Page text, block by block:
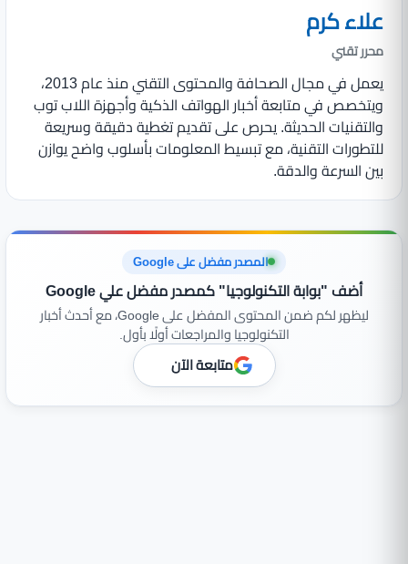
علاء كرم
محرر تقني
يعمل في مجال الصحافة والمحتوى التقني منذ عام 2013،
ويتخصص في متابعة أخبار الهواتف الذكية وأجهزة اللاب توب
والتقنيات الحديثة. يحرص على تقديم تغطية دقيقة وسريعة
للتطورات التقنية، مع تبسيط المعلومات بأسلوب واضح يوازن
بين السرعة والدقة.
المصدر مفضل على Google
أضف "بوابة التكنولوجيا" كمصدر مفضل علي Google
ليظهر لكم ضمن المحتوى المفضل على Google، مع أحدث أخبار
التكنولوجيا والمراجعات أولًا بأول.
متابعة الآن